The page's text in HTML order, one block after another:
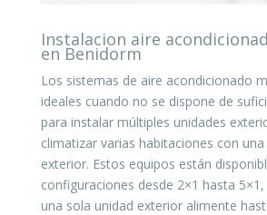
Instalacion aire
en Benidorm
Los sistemas de aire acondicionado
ideales cuando no se dispone de
para instalar múltiples unidades
climatizar varias habitaciones con
exterior. Estos equipos están
configuraciones desde 2×1 hasta
una sola unidad exterior alimente